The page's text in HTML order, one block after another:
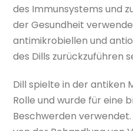
des Immunsystems und
der Gesundheit
antimikrobiellen und
des Dills zurückzuführen
Dill spielte in der antiken
Rolle und wurde für eine
Beschwerden